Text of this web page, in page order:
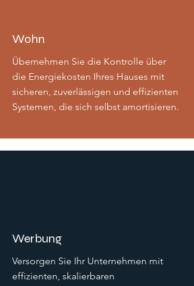
Wohn
Übernehmen Sie die Kontrolle über
die Energiekosten Ihres Hauses mit
sicheren, zuverlässigen und effizienten
Systemen, die sich selbst amortisieren.
Werbung
Versorgen Sie Ihr Unternehmen mit
effizienten, skalierbaren